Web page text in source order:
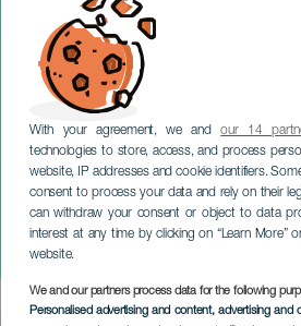
With your agreement, we andour 14
technologies to store, access, and process
website, IP addresses and cookie identifiers.
consent to process your data and rely on their
can withdraw your consent or object to data
interest at any time by clicking on “Learn More”
website.
We and our partners process data for the following
Personalised advertising and content, advertising
Sara Baras på Gran
GRAN CANARIA
Imagen